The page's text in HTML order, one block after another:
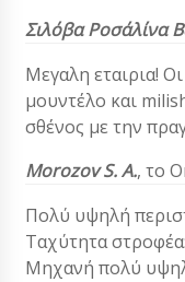
Σιλόβα Ροσάλίνα
Μεγαλη εταιρια!
μουντέλο και
σθένος με την
Morozov S. A., το
Πολύ υψηλή
Ταχύτητα
Μηχανή πολύ